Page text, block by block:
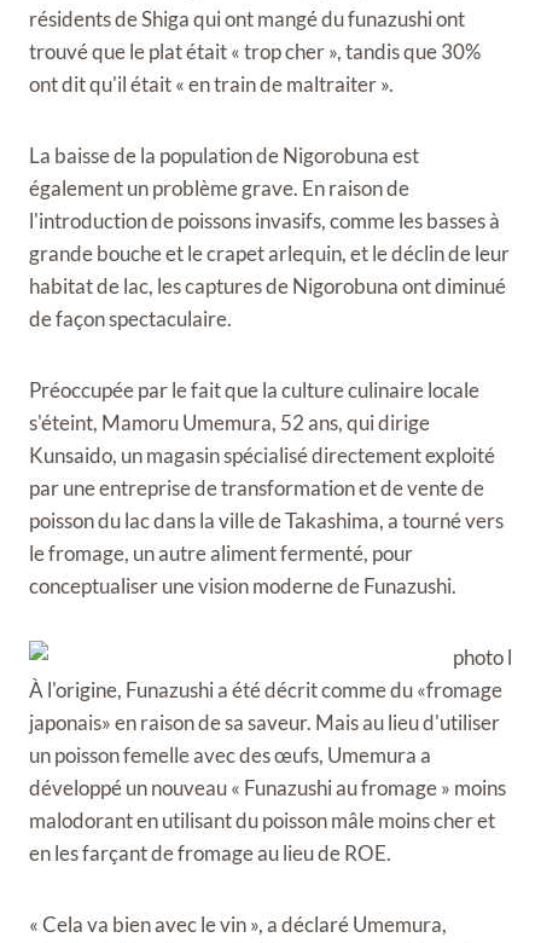
résidents de Shiga qui ont mangé du funazushi ont
trouvé que le plat était « trop ​​cher », tandis que 30%
ont dit qu'il était « en train de maltraiter ».
La baisse de la population de Nigorobuna est
également un problème grave. En raison de
l'introduction de poissons invasifs, comme les basses à
grande bouche et le crapet arlequin, et le déclin de leur
habitat de lac, les captures de Nigorobuna ont diminué
de façon spectaculaire.
Préoccupée par le fait que la culture culinaire locale
s'éteint, Mamoru Umemura, 52 ans, qui dirige
Kunsaido, un magasin spécialisé directement exploité
par une entreprise de transformation et de vente de
poisson du lac dans la ville de Takashima, a tourné vers
le fromage, un autre aliment fermenté, pour
conceptualiser une vision moderne de Funazushi.
À l'origine, Funazushi a été décrit comme du «fromage
japonais» en raison de sa saveur. Mais au lieu d'utiliser
un poisson femelle avec des œufs, Umemura a
développé un nouveau « Funazushi au fromage » moins
malodorant en utilisant du poisson mâle moins cher et
en les farçant de fromage au lieu de ROE.
« Cela va bien avec le vin », a déclaré Umemura,